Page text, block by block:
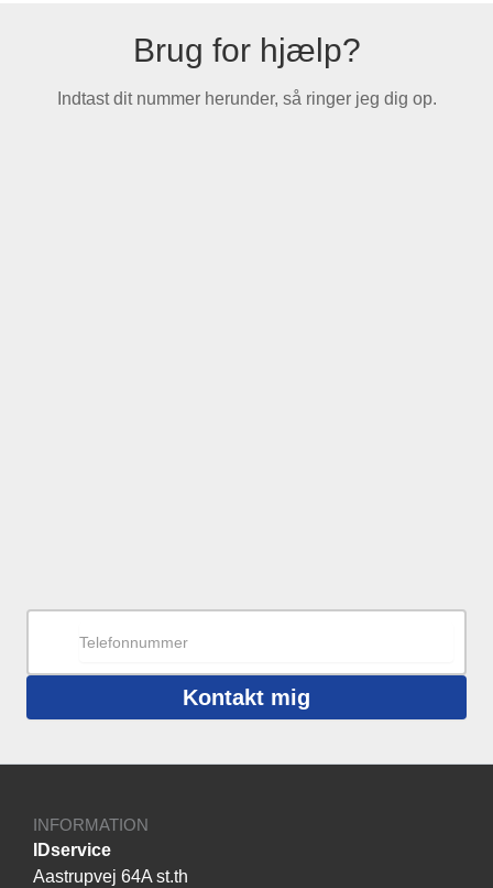
Brug for hjælp?
Indtast dit nummer herunder, så ringer jeg dig op.
Kontakt mig
INFORMATION
IDservice
Aastrupvej 64A st.th